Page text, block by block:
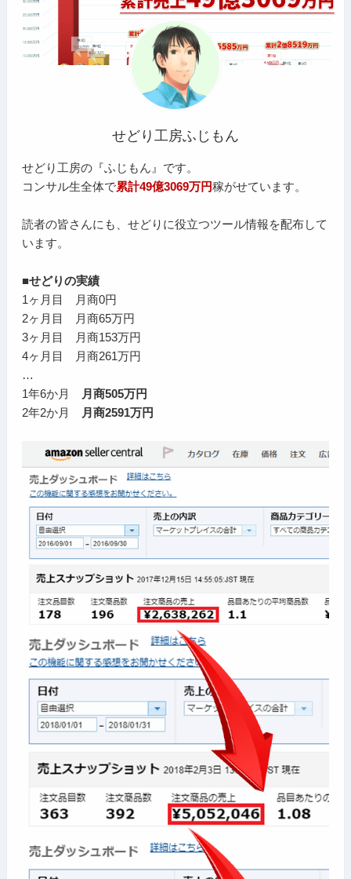
せどり工房ふじもん
せどり工房の『ふじもん』です。
コンサル生全体で累計49億3069万円稼がせています。
読者の皆さんにも、せどりに役立つツール情報を配布して
います。
■せどりの実績
1ヶ月目 月商0円
2ヶ月目 月商65万円
3ヶ月目 月商153万円
4ヶ月目 月商261万円
…
1年6か月
月商505万円
2年2か月
月商2591万円